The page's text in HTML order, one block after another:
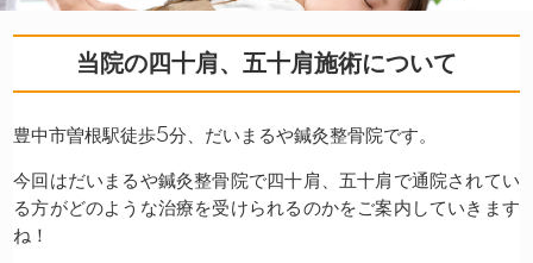
当院の四十肩、五十肩施術について
豊中市曽根駅徒歩5分、だいまるや鍼灸整骨院です。
今回はだいまるや鍼灸整骨院で四十肩、五十肩で通院されてい
る方がどのような治療を受けられるのかをご案内していきます
ね！